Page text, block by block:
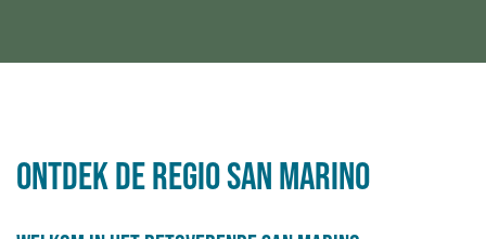
Ontdek de regio San Marino